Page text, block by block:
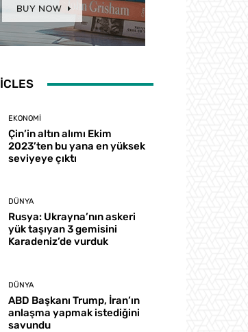
EKONOMI
Çin’in altın alımı Ekim
2023’ten bu yana en yüksek
seviyeye çıktı
DÜNYA
Rusya: Ukrayna’nın askeri
yük taşıyan 3 gemisini
Karadeniz’de vurduk
DÜNYA
ABD Başkanı Trump, İran’ın
anlaşma yapmak istediğini
savundu